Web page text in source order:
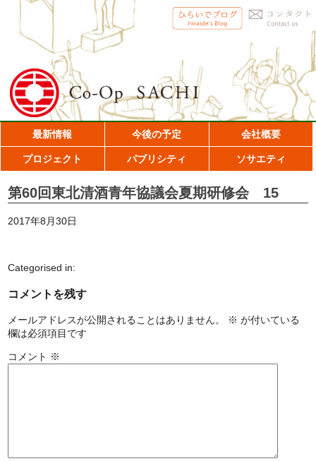
最新情報 今後の予定 会社概要
プロジェクト パブリシティ ソサエティ
第60回東北清酒青年協議会夏期研修会 15
2017年8月30日
Categorised in:
コメントを残す
メールアドレスが公開されることはありません。 ※ が付いている
欄は必須項目です
コメント ※